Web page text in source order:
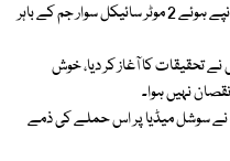
رپورٹس کے مطابق 10 جون کو اپنے چہرے ڈھانپے ہوئے 2 موٹر سائیکل سوار جم کے باہر
تحقیقات کا آغاز کر دیا، خوش
نہیں ہوا۔
نے سوشل میڈیا پر اس حملے کی ذمے